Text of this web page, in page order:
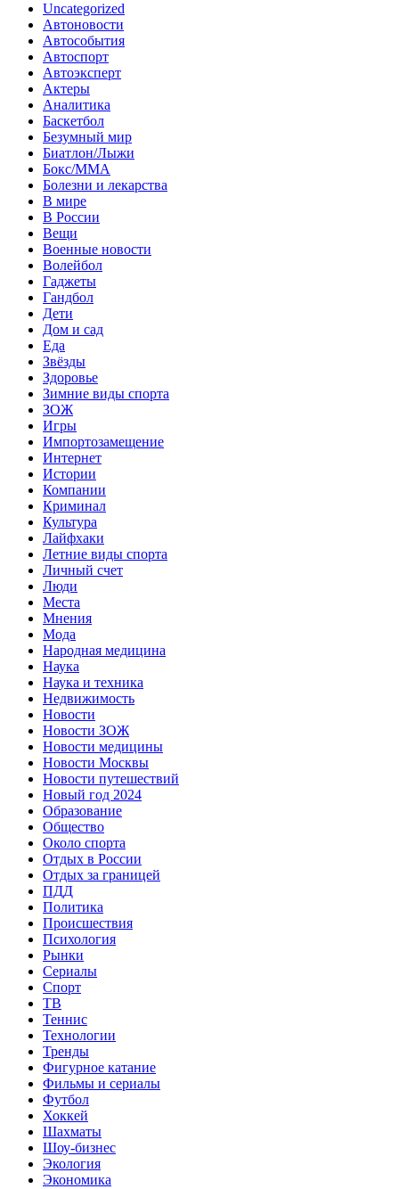
Uncategorized
Автоновости
Автособытия
Автоспорт
Автоэксперт
Актеры
Аналитика
Баскетбол
Безумный мир
Биатлон/Лыжи
Бокс/MMA
Болезни и лекарства
В мире
В России
Вещи
Военные новости
Волейбол
Гаджеты
Гандбол
Дети
Дом и сад
Еда
Звёзды
Здоровье
Зимние виды спорта
ЗОЖ
Игры
Импортозамещение
Интернет
Истории
Компании
Криминал
Культура
Лайфхаки
Летние виды спорта
Личный счет
Люди
Места
Мнения
Мода
Народная медицина
Наука
Наука и техника
Недвижимость
Новости
Новости ЗОЖ
Новости медицины
Новости Москвы
Новости путешествий
Новый год 2024
Образование
Общество
Около спорта
Отдых в России
Отдых за границей
ПДД
Политика
Происшествия
Психология
Рынки
Сериалы
Спорт
ТВ
Теннис
Технологии
Тренды
Фигурное катание
Фильмы и сериалы
Футбол
Хоккей
Шахматы
Шоу-бизнес
Экология
Экономика